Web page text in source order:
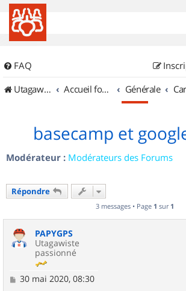
FAQ
UtagawaVTT (Randos VTT et VTTAE avec traces GPS)
Accueil forum Générale
basecamp et
Modérateur : Modérateurs des Forums
Répondre
3 messages • Page 1 sur 1
PAPYGPS
Utagawiste
passionné
M
30 mai 2020, 08:30